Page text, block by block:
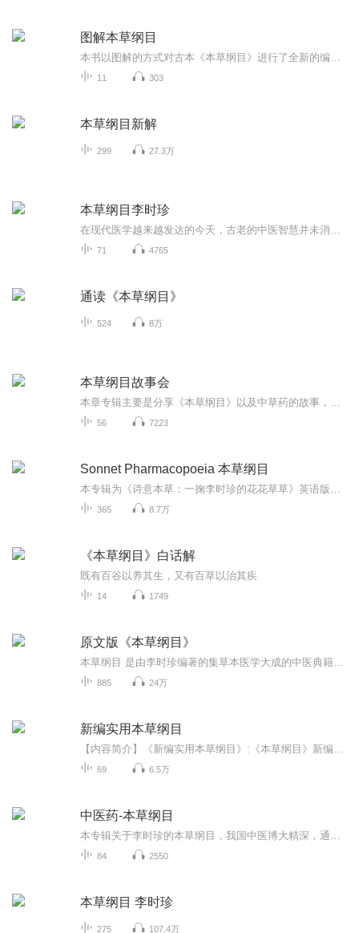
图解本草纲目
11 303
本草纲目新解
299 27.3万
本草纲目李时珍
71 4765
通读《本草纲目》
524 8万
本草纲目故事会
56 7223
Sonnet Pharmacopoeia 本草纲目
365 8.7万
《本草纲目》白话解
既有百谷以养其生，又有百草以治其疾
14 1749
原文版《本草纲目》
885 24万
新编实用本草纲目
69 6.5万
中医药-本草纲目
84 2550
本草纲目 李时珍
275 107.4万